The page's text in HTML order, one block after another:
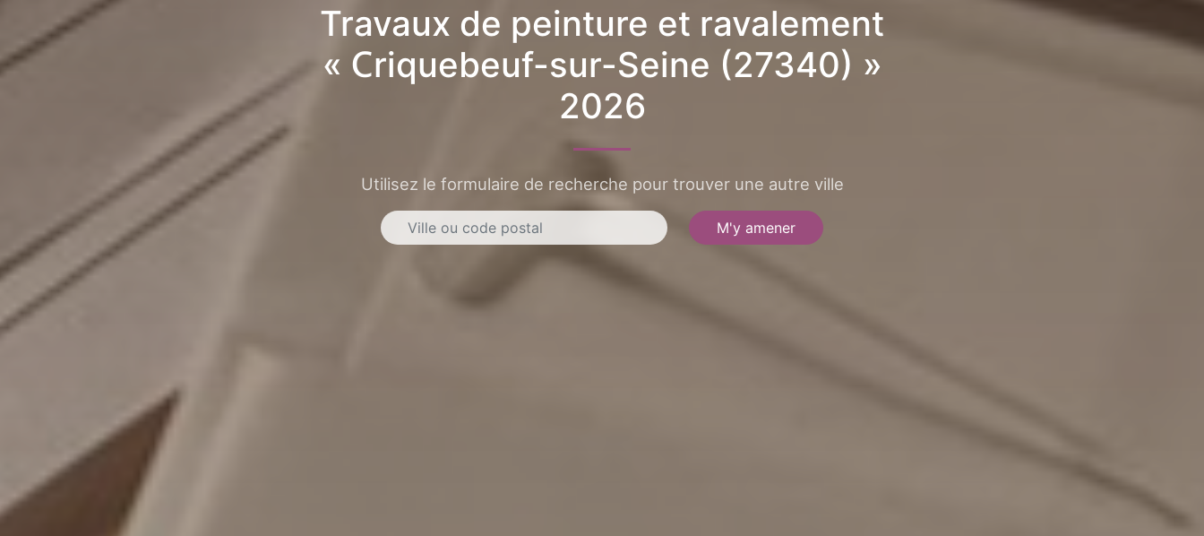
Travaux de peinture et ravalement
« Criquebeuf-sur-Seine (27340) »
2026
Utilisez le formulaire de recherche pour trouver une autre ville
M'y amener